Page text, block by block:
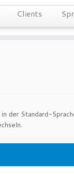
Clients
der Standard-